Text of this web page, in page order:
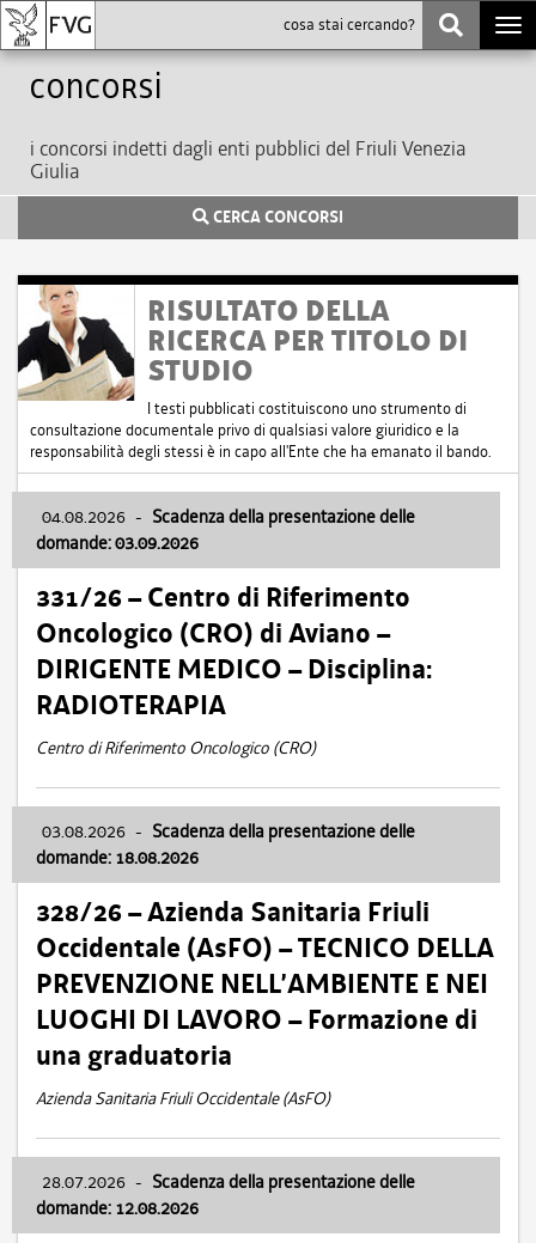
Concorsi
i concorsi indetti dagli enti pubblici del Friuli Venezia
Giulia
CERCA CONCORSI
RISULTATO DELLA
RICERCA PER TITOLO DI
STUDIO
I testi pubblicati costituiscono uno strumento di
consultazione documentale privo di qualsiasi valore giuridico e la
responsabilità degli stessi è in capo all'Ente che ha emanato il bando.
04.08.2026 - Scadenza della presentazione delle
domande: 03.09.2026
331/26 – Centro di Riferimento
Oncologico (CRO) di Aviano –
DIRIGENTE MEDICO – Disciplina:
RADIOTERAPIA
Centro di Riferimento Oncologico (CRO)
03.08.2026 - Scadenza della presentazione delle
domande: 18.08.2026
328/26 – Azienda Sanitaria Friuli
Occidentale (AsFO) – TECNICO DELLA
PREVENZIONE NELL’AMBIENTE E NEI
LUOGHI DI LAVORO – Formazione di
una graduatoria
Azienda Sanitaria Friuli Occidentale (AsFO)
28.07.2026 - Scadenza della presentazione delle
domande: 12.08.2026